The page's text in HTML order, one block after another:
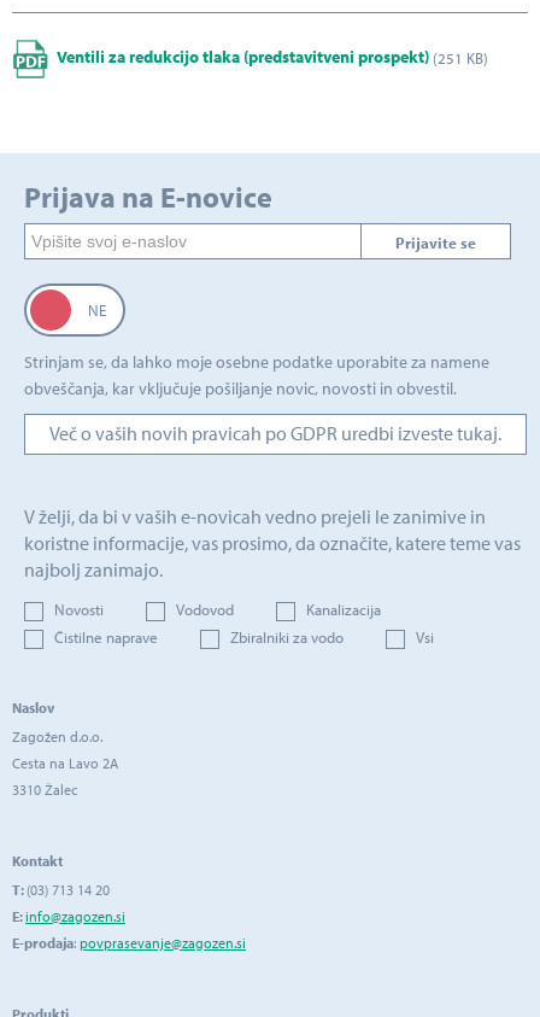
Ventili za redukcijo tlaka (predstavitveni prospekt) (251 KB)
Prijava na E-novice
Prijavite se
Strinjam se, da lahko moje osebne podatke uporabite za namene
obveščanja, kar vključuje pošiljanje novic, novosti in obvestil.
Več o vaših novih pravicah po GDPR uredbi izveste tukaj.
V želji, da bi v vaših e-novicah vedno prejeli le zanimive in
koristne informacije, vas prosimo, da označite, katere teme vas
najbolj zanimajo.
Novosti Vodovod
Kanalizacija
Čistilne naprave
Zbiralniki za vodo Vsi
Naslov
Zagožen d.o.o.
Cesta na Lavo 2A
3310 Žalec
Kontakt
T: (03) 713 14 20
E:info@zagozen.si
E-prodaja: povprasevanje@zagozen.si